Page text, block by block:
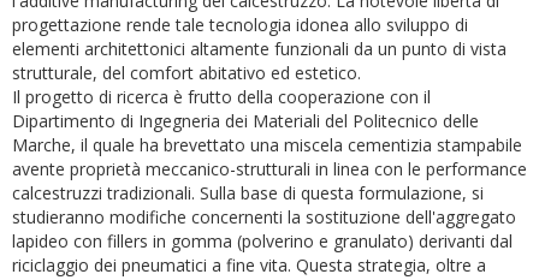
progettazione rende tale tecnologia idonea allo sviluppo di
elementi architettonici altamente funzionali da un punto di vista
strutturale, del comfort abitativo ed estetico.
Il progetto di ricerca è frutto della cooperazione con il
Dipartimento di Ingegneria dei Materiali del Politecnico delle
Marche, il quale ha brevettato una miscela cementizia stampabile
avente proprietà meccanico-strutturali in linea con le performance
calcestruzzi tradizionali. Sulla base di questa formulazione, si
studieranno modifiche concernenti la sostituzione dell'aggregato
lapideo con fillers in gomma (polverino e granulato) derivanti dal
riciclaggio dei pneumatici a fine vita. Questa strategia, oltre a